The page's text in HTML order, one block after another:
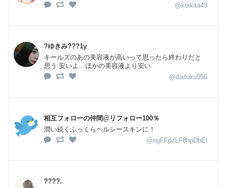
@keikita43
?ゆきみ???1y
キールズのあの美容液が高いって思ったら終わりだと
思う 安いよ…ほかの美容液より安い
@daifuku956
相互フォローの仲間@リフォロー100％
潤い続くふっくらヘルシースキンに！
@ngFFpzLF8hpDbEl
????.